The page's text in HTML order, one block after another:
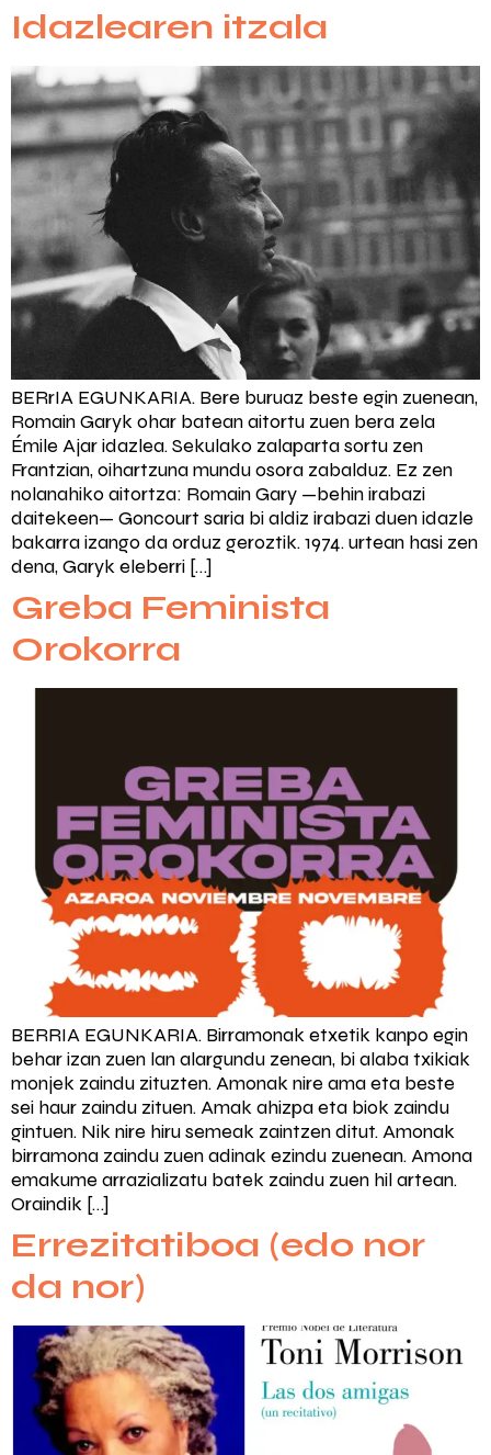
Idazlearen itzala
BERrIA EGUNKARIA. Bere buruaz beste egin zuenean,
Romain Garyk ohar batean aitortu zuen bera zela
Émile Ajar idazlea. Sekulako zalaparta sortu zen
Frantzian, oihartzuna mundu osora zabalduz. Ez zen
nolanahiko aitortza: Romain Gary —behin irabazi
daitekeen— Goncourt saria bi aldiz irabazi duen idazle
bakarra izango da orduz geroztik. 1974. urtean hasi zen
dena, Garyk eleberri […]
Greba Feminista
Orokorra
BERRIA EGUNKARIA. Birramonak etxetik kanpo egin
behar izan zuen lan alargundu zenean, bi alaba txikiak
monjek zaindu zituzten. Amonak nire ama eta beste
sei haur zaindu zituen. Amak ahizpa eta biok zaindu
gintuen. Nik nire hiru semeak zaintzen ditut. Amonak
birramona zaindu zuen adinak ezindu zuenean. Amona
emakume arrazializatu batek zaindu zuen hil artean.
Oraindik […]
Errezitatiboa (edo nor
da nor)